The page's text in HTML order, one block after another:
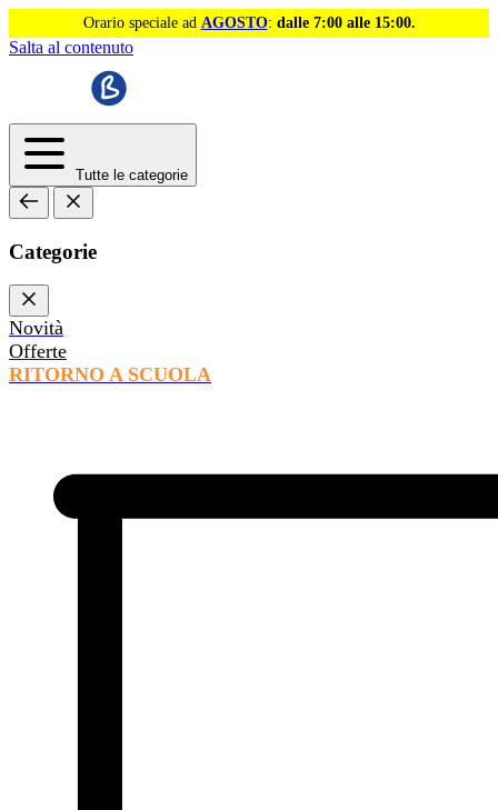
Orario speciale ad AGOSTO: dalle 7:00 alle 15:00.
Salta al contenuto
Tutte le categorie
Categorie
Novità
Offerte
RITORNO A SCUOLA